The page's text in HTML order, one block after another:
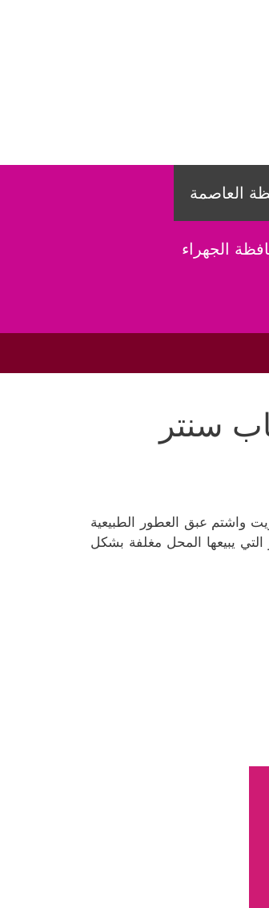
العاصمة
الجهراء
سنتر
واشتم عبق العطور الطبيعية
التي يبيعها المحل مغلفة بشكل